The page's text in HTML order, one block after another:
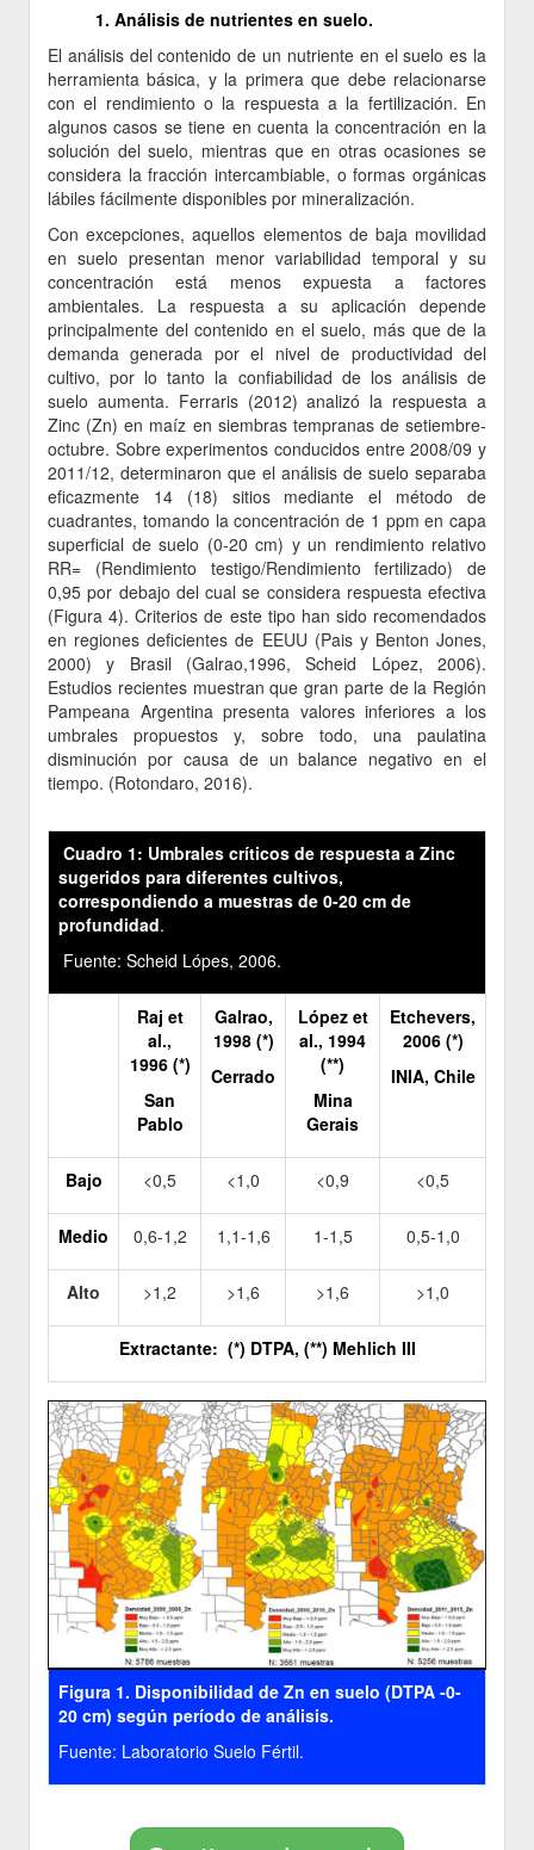
1. Análisis de nutrientes en suelo.
El análisis del contenido de un nutriente en el suelo es la
herramienta básica, y la primera que debe relacionarse
con el rendimiento o la respuesta a la fertilización. En
algunos casos se tiene en cuenta la concentración en la
solución del suelo, mientras que en otras ocasiones se
considera la fracción intercambiable, o formas orgánicas
lábiles fácilmente disponibles por mineralización.
Con excepciones, aquellos elementos de baja movilidad
en suelo presentan menor variabilidad temporal y su
concentración está menos expuesta a factores
ambientales. La respuesta a su aplicación depende
principalmente del contenido en el suelo, más que de la
demanda generada por el nivel de productividad del
cultivo, por lo tanto la confiabilidad de los análisis de
suelo aumenta. Ferraris (2012) analizó la respuesta a
Zinc (Zn) en maíz en siembras tempranas de setiembre-
octubre. Sobre experimentos conducidos entre 2008/09 y
2011/12, determinaron que el análisis de suelo separaba
eficazmente 14 (18) sitios mediante el método de
cuadrantes, tomando la concentración de 1 ppm en capa
superficial de suelo (0-20 cm) y un rendimiento relativo
RR= (Rendimiento testigo/Rendimiento fertilizado) de
0,95 por debajo del cual se considera respuesta efectiva
(Figura 4). Criterios de este tipo han sido recomendados
en regiones deficientes de EEUU (Pais y Benton Jones,
2000) y Brasil (Galrao,1996, Scheid López, 2006).
Estudios recientes muestran que gran parte de la Región
Pampeana Argentina presenta valores inferiores a los
umbrales propuestos y, sobre todo, una paulatina
disminución por causa de un balance negativo en el
tiempo. (Rotondaro, 2016).
Cuadro 1: Umbrales críticos de respuesta a Zinc
sugeridos para diferentes cultivos,
correspondiendo a muestras de 0-20 cm de
profundidad.
Fuente: Scheid Lópes, 2006.
Raj et
al.,
1996 (*)
San
Pablo
Galrao,
1998 (*)
Cerrado
López et
al., 1994
(**)
Mina
Gerais
Etchevers,
2006 (*)
INIA, Chile
Bajo <0,5 <1,0 <0,9 <0,5
Medio 0,6-1,2 1,1-1,6 1-1,5 0,5-1,0
Alto >1,2 >1,6 >1,6 >1,0
Extractante: (*) DTPA, (**) Mehlich III
Figura 1. Disponibilidad de Zn en suelo (DTPA -0-
20 cm) según período de análisis.
Fuente: Laboratorio Suelo Fértil.